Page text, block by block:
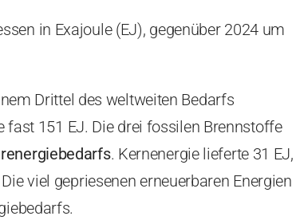
in Exajoule (EJ), gegenüber 2024 um
Drittel des weltweiten Bedarfs
151 EJ. Die drei fossilen Brennstoffe
. Kernenergie lieferte 31 EJ,
viel gepriesenen erneuerbaren Energien